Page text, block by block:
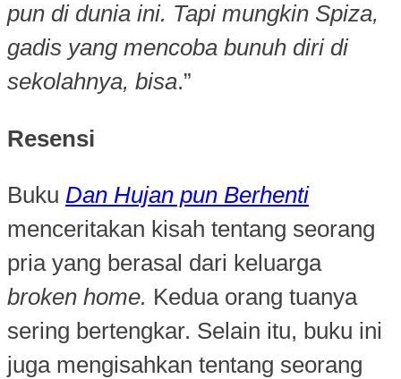
pun di dunia ini. Tapi mungkin Spiza,
gadis yang mencoba bunuh diri di
sekolahnya, bisa.”
Resensi
Buku Dan Hujan pun Berhenti
menceritakan kisah tentang seorang
pria yang berasal dari keluarga
broken home. Kedua orang tuanya
sering bertengkar. Selain itu, buku ini
juga mengisahkan tentang seorang